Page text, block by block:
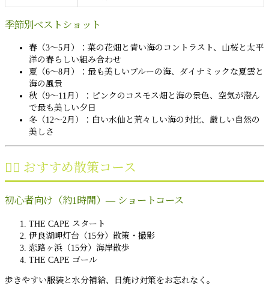
季節別ベストショット
春（3〜5月）：菜の花畑と青い海のコントラスト、山桜と太平
洋の春らしい組み合わせ
夏（6〜8月）：最も美しいブルーの海、ダイナミックな夏雲と
海の風景
秋（9〜11月）：ピンクのコスモス畑と海の景色、空気が澄ん
で最も美しい夕日
冬（12〜2月）：白い水仙と荒々しい海の対比、厳しい自然の
美しさ
🚶‍♀️ おすすめ散策コース
初心者向け（約1時間）— ショートコース
THE CAPE スタート
伊良湖岬灯台（15分）散策・撮影
恋路ヶ浜（15分）海岸散歩
THE CAPE ゴール
歩きやすい服装と水分補給、日焼け対策をお忘れなく。